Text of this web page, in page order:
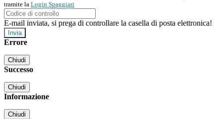
tramite la Login Spaggiari
E-mail inviata, si prega di controllare la casella di posta elettronica!
Errore
Chiudi
Successo
Chiudi
Informazione
Chiudi